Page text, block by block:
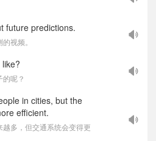
future predictions.
视频。
呢？
in cities, but the
efficient.
多，但交通系统会变得更